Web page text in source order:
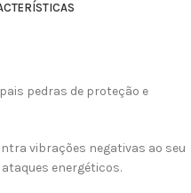
pedras de proteção e
vibrações negativas ao seu
energéticos.